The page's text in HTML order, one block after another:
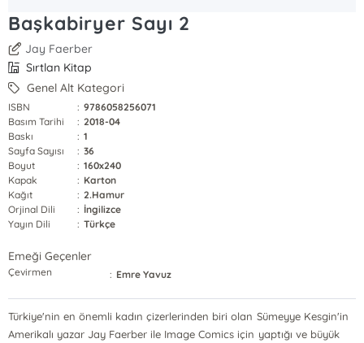
Başkabiryer Sayı 2
Jay Faerber
Sırtlan Kitap
Genel Alt Kategori
ISBN : 9786058256071
Basım Tarihi
: 2018-04
Baskı
: 1
Sayfa Sayısı
: 36
Boyut
: 160x240
Kapak
: Karton
Kağıt
: 2.Hamur
Orjinal Dili
: İngilizce
Yayın Dili
: Türkçe
Emeği Geçenler
Çevirmen : Emre Yavuz
Türkiye'nin en önemli kadın çizerlerinden biri olan Sümeyye Kesgin'in
Amerikalı yazar Jay Faerber ile Image Comics için yaptığı ve büyük